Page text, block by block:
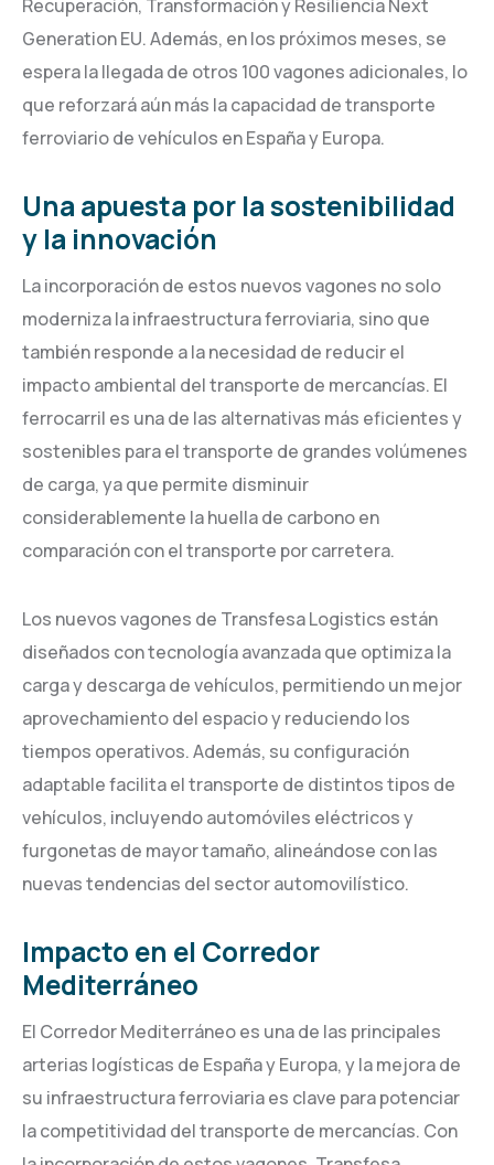
Recuperación, Transformación y Resiliencia Next
Generation EU. Además, en los próximos meses, se
espera la llegada de otros 100 vagones adicionales, lo
que reforzará aún más la capacidad de transporte
ferroviario de vehículos en España y Europa.
Una apuesta por la sostenibilidad
y la innovación
La incorporación de estos nuevos vagones no solo
moderniza la infraestructura ferroviaria, sino que
también responde a la necesidad de reducir el
impacto ambiental del transporte de mercancías. El
ferrocarril es una de las alternativas más eficientes y
sostenibles para el transporte de grandes volúmenes
de carga, ya que permite disminuir
considerablemente la huella de carbono en
comparación con el transporte por carretera.
Los nuevos vagones de Transfesa Logistics están
diseñados con tecnología avanzada que optimiza la
carga y descarga de vehículos, permitiendo un mejor
aprovechamiento del espacio y reduciendo los
tiempos operativos. Además, su configuración
adaptable facilita el transporte de distintos tipos de
vehículos, incluyendo automóviles eléctricos y
furgonetas de mayor tamaño, alineándose con las
nuevas tendencias del sector automovilístico.
Impacto en el Corredor
Mediterráneo
El Corredor Mediterráneo es una de las principales
arterias logísticas de España y Europa, y la mejora de
su infraestructura ferroviaria es clave para potenciar
la competitividad del transporte de mercancías. Con